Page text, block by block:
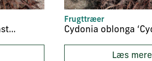
Cydonia oblonga ‘Konstantinobel’
Frugttræer
Læs mere